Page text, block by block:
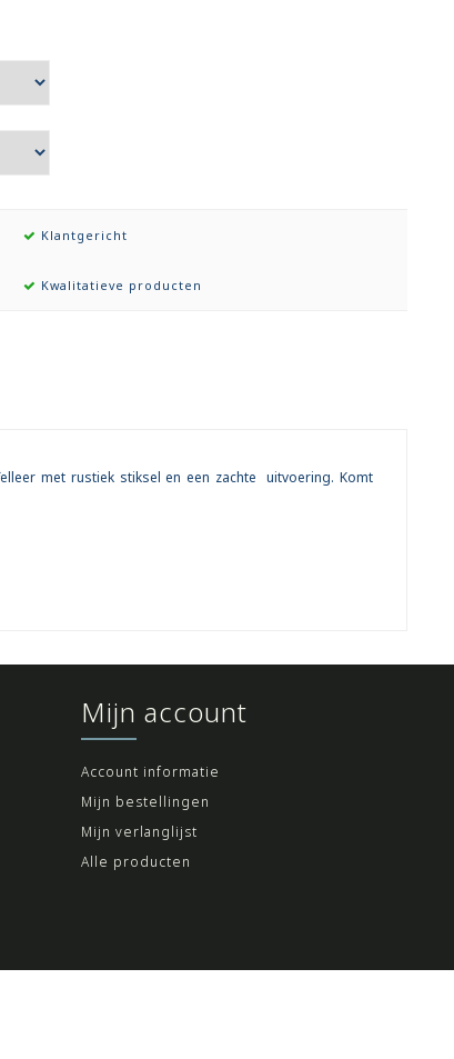
Klantgericht
Kwalitatieve producten
met rustiek stiksel en een zachte uitvoering. Komt
Mijn account
Account informatie
Mijn bestellingen
Mijn verlanglijst
Alle producten